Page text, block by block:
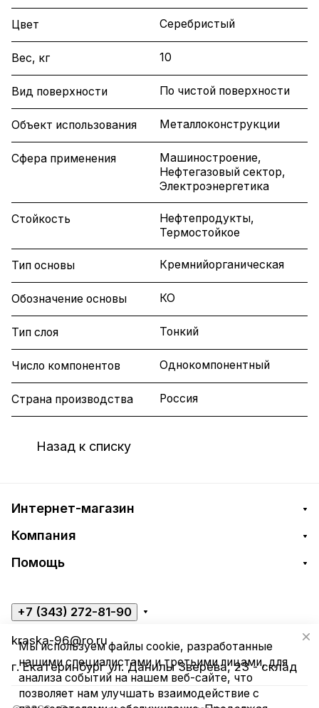
Цвет Серебристый
Вес, кг 10
Вид поверхности По чистой поверхности
Объект использования Металлоконструкции
Сфера применения
Машиностроение,
Нефтегазовый сектор,
Электроэнергетика
Стойкость
Нефтепродукты,
Термостойкое
Тип основы Кремнийорганическая
Обозначение основы КО
Тип слоя Тонкий
Число компонентов Однокомпонентный
Страна производства Россия
Назад к списку
Интернет-магазин
Компания
Помощь
+7 (343) 272-81-90
kraska-96@ro.ru
г. Екатеринбург ул. Данилы Зверева, 23 - склад
Мы используем файлы cookie, разработанные
нашими специалистами и третьими лицами, для
анализа событий на нашем веб-сайте, что
позволяет нам улучшать взаимодействие с